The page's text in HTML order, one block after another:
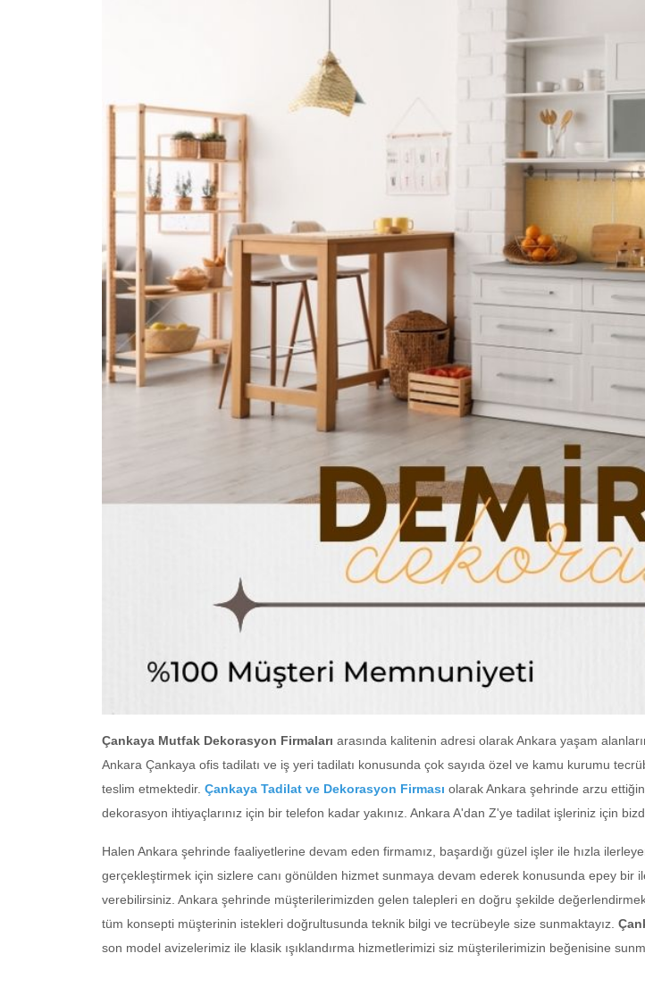
Çankaya Mutfak Dekorasyon Firmaları arasında kalitenin adresi olarak Ankara yaşam
Ankara Çankaya ofis tadilatı ve iş yeri tadilatı konusunda çok sayıda özel ve kamu kurumu
teslim etmektedir. Çankaya Tadilat ve Dekorasyon Firması olarak Ankara şehrinde arzu
dekorasyon ihtiyaçlarınız için bir telefon kadar yakınız. Ankara A'dan Z'ye tadilat işleriniz için
Halen Ankara şehrinde faaliyetlerine devam eden firmamız, başardığı güzel işler ile hızla
gerçekleştirmek için sizlere canı gönülden hizmet sunmaya devam ederek konusunda epey bir
verebilirsiniz. Ankara şehrinde müşterilerimizden gelen talepleri en doğru şekilde
tüm konsepti müşterinin istekleri doğrultusunda teknik bilgi ve tecrübeyle size sunmaktayız.
son model avizelerimiz ile klasik ışıklandırma hizmetlerimizi siz müşterilerimizin beğenisine